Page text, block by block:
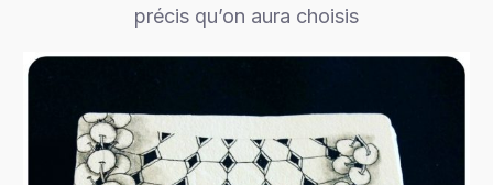
précis qu’on aura choisis